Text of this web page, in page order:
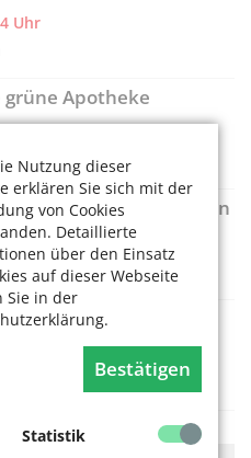
Nutzung dieser
erklären Sie sich mit der
von Cookies
Detaillierte
über den Einsatz
auf dieser Webseite
Sie in der
Bestätigen
Statistik
Uhr
grüne Apotheke
im Botanischen Garten
19 Uhr
Museum Thielenbruch
Museum Thielenbruch